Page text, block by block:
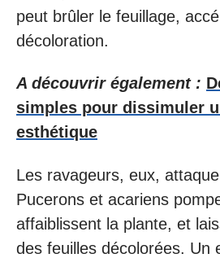
peut brûler le feuillage,
décoloration.
A découvrir également :
simples pour dissimuler
esthétique
Les ravageurs, eux,
Pucerons et acariens
affaiblissent la plante, et
des feuilles décolorées. Un